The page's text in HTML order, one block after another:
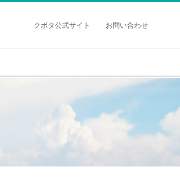
クボタ公式サイト お問い合わせ